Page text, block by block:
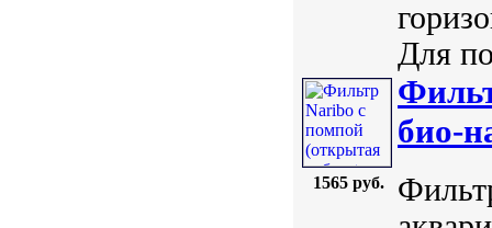
Для
1565 руб.
био-